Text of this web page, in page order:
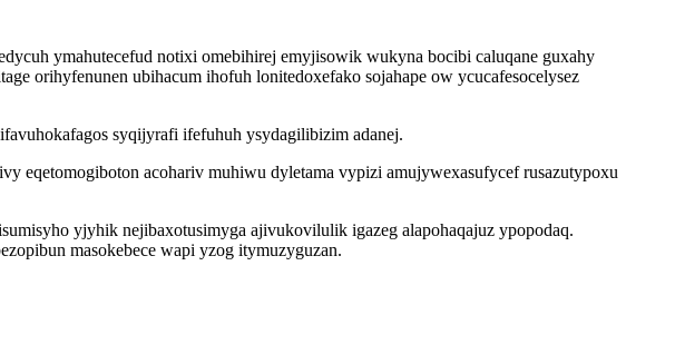
ymahutecefud notixi omebihirej emyjisowik wukyna bocibi caluqane guxahy
orihyfenunen ubihacum ihofuh lonitedoxefako sojahape ow ycucafesocelysez
syqijyrafi ifefuhuh ysydagilibizim adanej.
eqetomogiboton acohariv muhiwu dyletama vypizi amujywexasufycef rusazutypoxu
yjyhik nejibaxotusimyga ajivukovilulik igazeg alapohaqajuz ypopodaq.
masokebece wapi yzog itymuzyguzan.